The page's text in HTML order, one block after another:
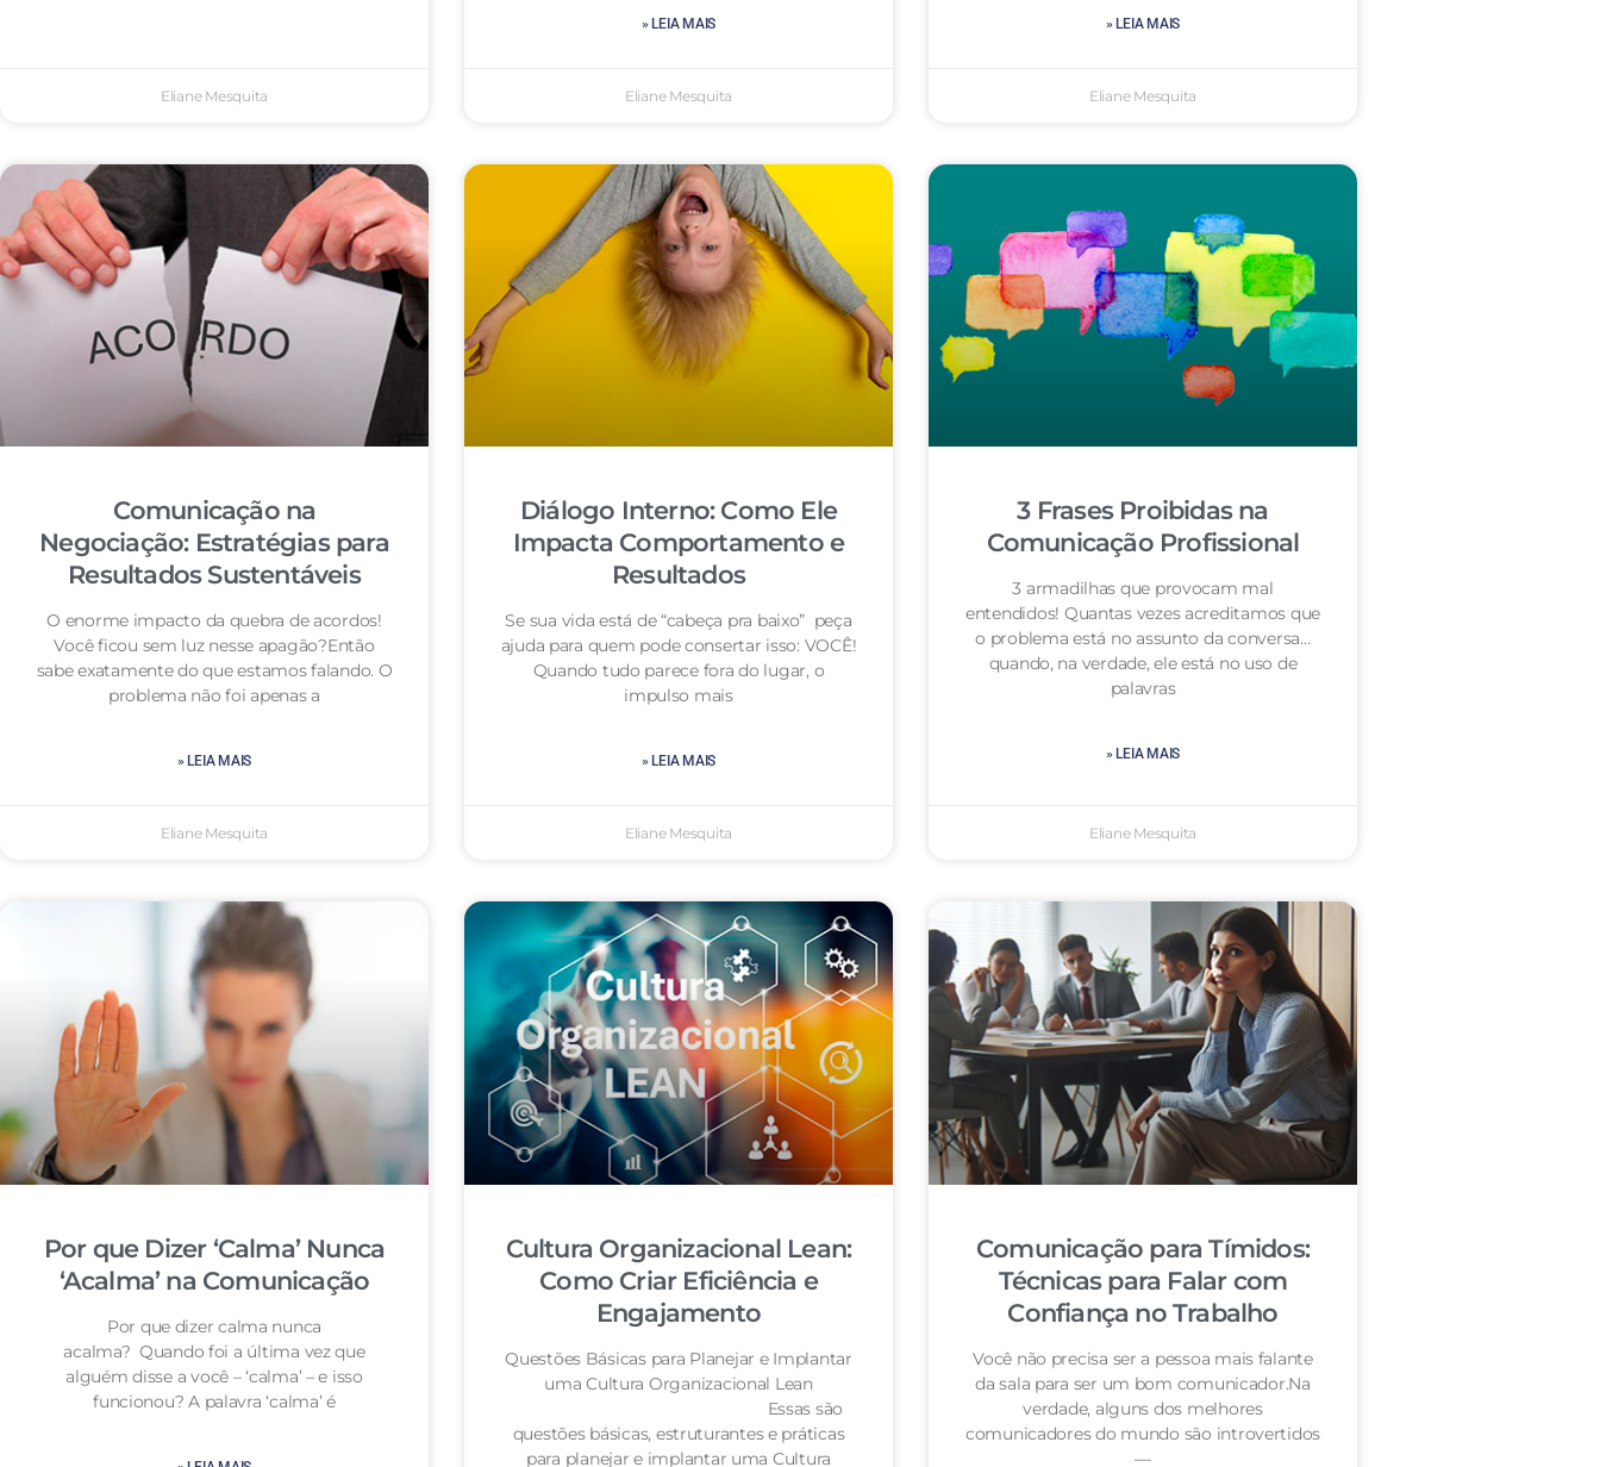
Eliane Mesquita
» LEIA MAIS
Eliane Mesquita
» LEIA MAIS
Eliane Mesquita
Comunicação na
Negociação: Estratégias para
Resultados Sustentáveis
O enorme impacto da quebra de acordos!
Você ficou sem luz nesse apagão?Então
sabe exatamente do que estamos falando. O
problema não foi apenas a
» LEIA MAIS
Eliane Mesquita
Diálogo Interno: Como Ele
Impacta Comportamento e
Resultados
Se sua vida está de “cabeça pra baixo” peça
ajuda para quem pode consertar isso: VOCÊ!
Quando tudo parece fora do lugar, o
impulso mais
» LEIA MAIS
Eliane Mesquita
3 Frases Proibidas na
Comunicação Profissional
3 armadilhas que provocam mal
entendidos! Quantas vezes acreditamos que
o problema está no assunto da conversa…
quando, na verdade, ele está no uso de
palavras
» LEIA MAIS
Eliane Mesquita
Por que Dizer ‘Calma’ Nunca
‘Acalma’ na Comunicação
Por que dizer calma nunca
acalma? Quando foi a última vez que
alguém disse a você – ‘calma’ – e isso
funcionou? A palavra ‘calma’ é
Cultura Organizacional Lean:
Como Criar Eficiência e
Engajamento
Questões Básicas para Planejar e Implantar
uma Cultura Organizacional Lean
Essas são
questões básicas, estruturantes e práticas
para planejar e implantar uma Cultura
Comunicação para Tímidos:
Técnicas para Falar com
Confiança no Trabalho
Você não precisa ser a pessoa mais falante
da sala para ser um bom comunicador.Na
verdade, alguns dos melhores
comunicadores do mundo são introvertidos
—